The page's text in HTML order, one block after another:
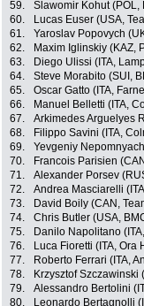
59.
Slawomir Kohut (POL,
60.
Lucas Euser (USA,
61.
Yaroslav Popovych
62.
Maxim Iglinskiy (KAZ,
63.
Diego Ulissi (ITA,
64.
Steve Morabito (SUI,
65.
Oscar Gatto (ITA,
66.
Manuel Belletti (ITA,
67.
Arkimedes Arguelyes
68.
Filippo Savini (ITA,
69.
Yevgeniy
70.
Francois Parisien
71.
Alexander Porsev
72.
Andrea Masciarelli
73.
David Boily (CAN,
74.
Chris Butler (USA,
75.
Danilo Napolitano
76.
Luca Fioretti (ITA, Ora
77.
Roberto Ferrari (ITA,
78.
Krzysztof Szczawinski
79.
Alessandro Bertolini
80.
Leonardo Bertagnolli